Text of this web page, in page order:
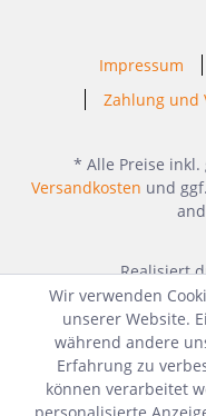
Impressum
Zahlung und
* Alle Preise
Versandkosten und
Realisiert
Wir verwenden
unserer Website.
während andere
Erfahrung zu
können verarbeitet